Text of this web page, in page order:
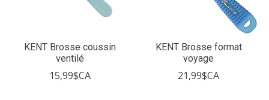
KENT Brosse coussin
ventilé
15,99$CA
KENT Brosse format
voyage
21,99$CA